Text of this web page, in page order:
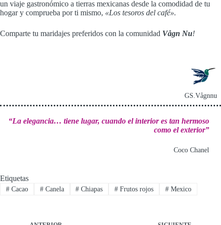
un viaje gastronómico a tierras mexicanas desde la comodidad de tu
hogar y comprueba por ti mismo, «Los tesoros del café».
Comparte tu maridajes preferidos con la comunidad Vågn Nu!
GS.Vågnnu
“La elegancia… tiene lugar, cuando el interior es tan hermoso
como el exterior”
Coco Chanel
Etiquetas
#Cacao #Canela # Chiapas # Frutos rojos # Mexico